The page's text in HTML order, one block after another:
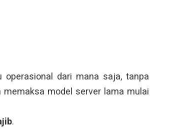
dari mana saja, tanpa
memaksa model server lama mulai
.